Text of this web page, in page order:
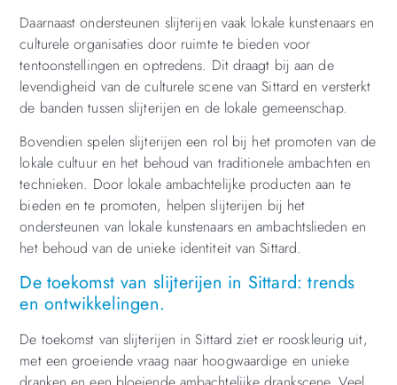
Daarnaast ondersteunen slijterijen vaak lokale kunstenaars en
culturele organisaties door ruimte te bieden voor
tentoonstellingen en optredens. Dit draagt bij aan de
levendigheid van de culturele scene van Sittard en versterkt
de banden tussen slijterijen en de lokale gemeenschap.
Bovendien spelen slijterijen een rol bij het promoten van de
lokale cultuur en het behoud van traditionele ambachten en
technieken. Door lokale ambachtelijke producten aan te
bieden en te promoten, helpen slijterijen bij het
ondersteunen van lokale kunstenaars en ambachtslieden en
het behoud van de unieke identiteit van Sittard.
De toekomst van slijterijen in Sittard: trends
en ontwikkelingen.
De toekomst van slijterijen in Sittard ziet er rooskleurig uit,
met een groeiende vraag naar hoogwaardige en unieke